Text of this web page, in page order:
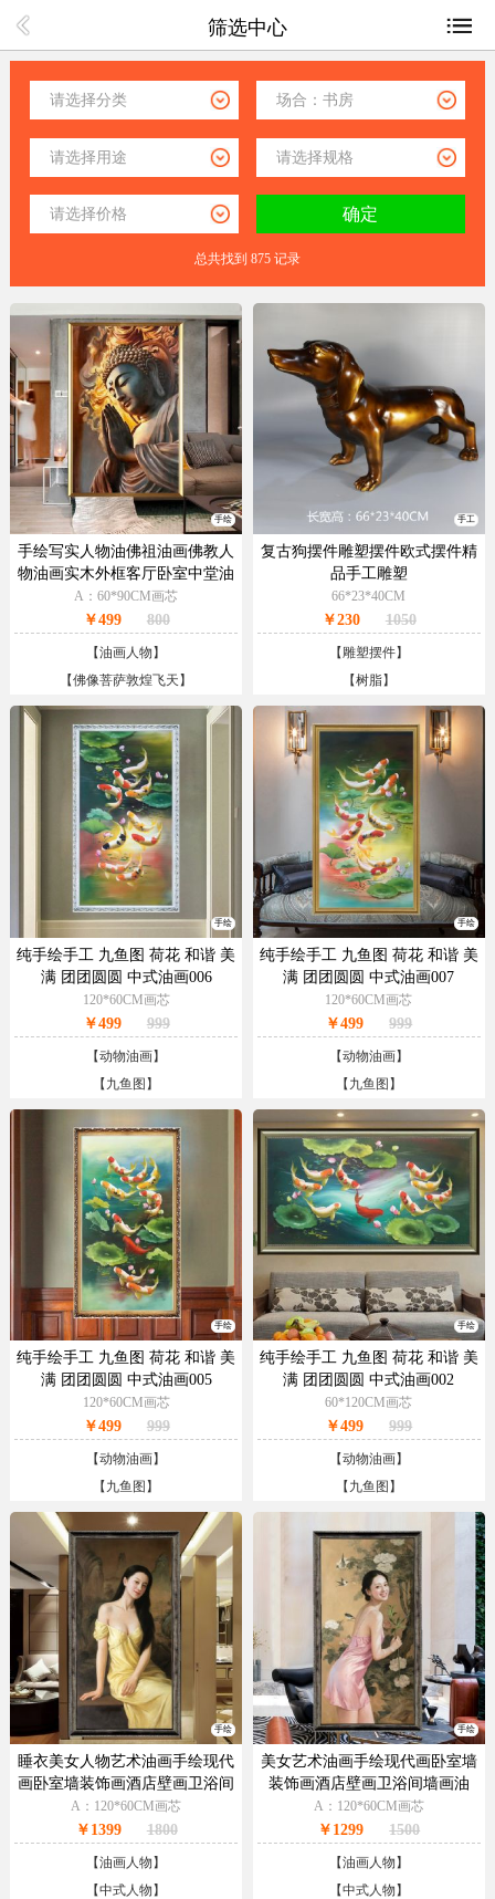
筛选中心
总共找到 875 记录
手绘
手绘写实人物油佛祖油画佛教人
物油画实木外框客厅卧室中堂油
画
A：60*90CM画芯
￥499 800
【油画人物 】
【佛像菩萨敦煌飞天 】
手工
复古狗摆件雕塑摆件欧式摆件精
品手工雕塑
66*23*40CM
￥230 1050
【雕塑摆件】
【树脂】
手绘
纯手绘手工 九鱼图 荷花 和谐 美
满 团团圆圆 中式油画006
120*60CM画芯
￥499 999
【动物油画】
【九鱼图】
手绘
纯手绘手工 九鱼图 荷花 和谐 美
满 团团圆圆 中式油画007
120*60CM画芯
￥499 999
【动物油画】
【九鱼图】
手绘
纯手绘手工 九鱼图 荷花 和谐 美
满 团团圆圆 中式油画005
120*60CM画芯
￥499 999
【动物油画】
【 九鱼图 】
手绘
纯手绘手工 九鱼图 荷花 和谐 美
满 团团圆圆 中式油画002
60*120CM画芯
￥499 999
【动物油画】
【 九鱼图 】
手绘
睡衣美女人物艺术油画手绘现代
画卧室墙装饰画酒店壁画卫浴间
墙画油画人物画
A：120*60CM画芯
￥1399 1800
【油画人物】
【中式人物】
手绘
美女艺术油画手绘现代画卧室墙
装饰画酒店壁画卫浴间墙画油
画、
A：120*60CM画芯
￥1299 1500
【油画人物】
【中式人物】